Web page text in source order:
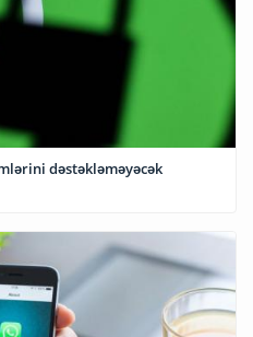
WhatsApp bəzi əməliyyat sistemlərini dəstəkləməyəcək